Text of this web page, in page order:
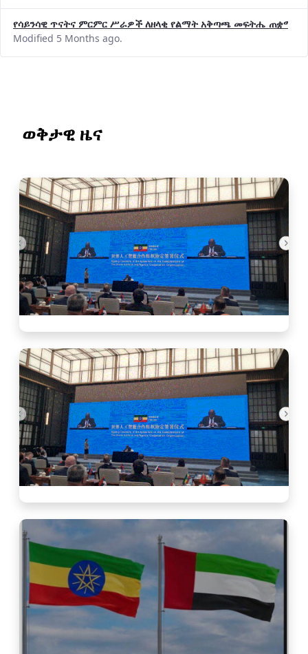
የሳይንሳዊ ጥናትና ምርምር ሥራዎች ለዘላቂ የልማት አቅጣጫ መፍትሔ ጠቋሚ
Modified 5 Months ago.
ወቅታዊ ዜና